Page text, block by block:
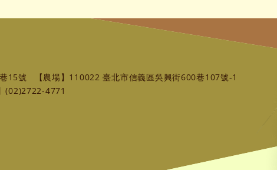
15號
【農場】110022 臺北市信義區吳興街600巷107號-1
(02)2722-4771